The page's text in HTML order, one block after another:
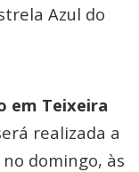
Azul do
em Teixeira
realizada a
domingo, às